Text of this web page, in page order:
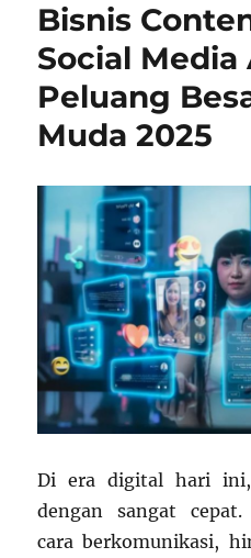
Bisnis
Social Media
Peluang
Muda 2025
Di era digital hari
dengan sangat
cara berkomunikasi,